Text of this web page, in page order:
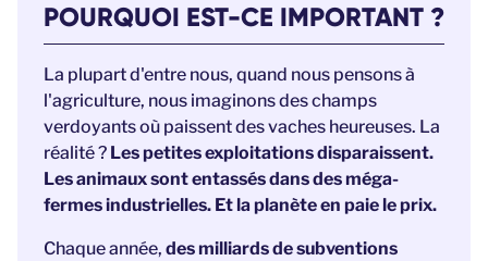
POURQUOI EST-CE IMPORTANT ?
La plupart d'entre nous, quand nous pensons à
l'agriculture, nous imaginons des champs
verdoyants où paissent des vaches heureuses. La
réalité ? Les petites exploitations disparaissent.
Les animaux sont entassés dans des méga-
fermes industrielles. Et la planète en paie le prix.
Chaque année, des milliards de subventions